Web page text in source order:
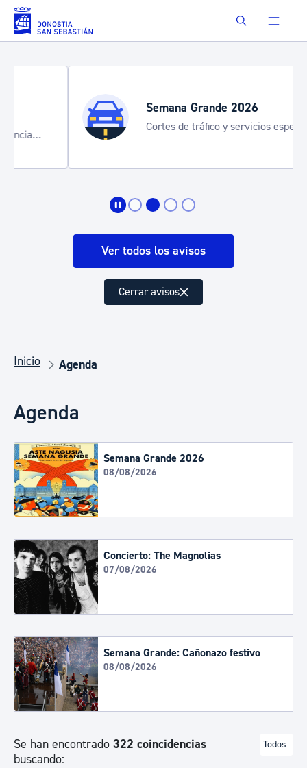
Saltar al contenido principal Buscar
Semana Grande 2026
Cortes de tráfico y servicios especiales
de transporte
Ver todos los avisos
Cerrar avisos
Inicio Agenda
Agenda
Semana Grande 2026
08/08/2026
Concierto: The Magnolias
07/08/2026
Semana Grande: Cañonazo festivo
08/08/2026
Se han encontrado 322 coincidencias
buscando:
Todos